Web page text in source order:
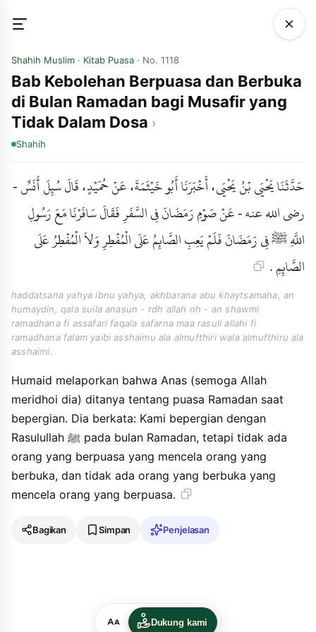
Shahih Muslim · Kitab Puasa · No. 1118
Bab Kebolehan Berpuasa dan Berbuka
di Bulan Ramadan bagi Musafir yang
Tidak Dalam Dosa
Shahih
حَدَّثَنَا يَحْيَى بْنُ يَحْيَى، أَخْبَرَنَا أَبُو خَيْثَمَةَ، عَنْ حُمَيْدٍ، قَالَ سُئِلَ أَنَسٌ -
رضى الله عنه - عَنْ صَوْمِ رَمَضَانَ فِي السَّفَرِ فَقَالَ سَافَرْنَا مَعَ رَسُولِ
اللَّهِ ﷺ فِي رَمَضَانَ فَلَمْ يَعِبِ الصَّائِمُ عَلَى الْمُفْطِرِ وَلاَ الْمُفْطِرُ عَلَى
الصَّائِمِ .
haddatsana yahya ibnu yahya, akhbarana abu khaytsamaha, an
humaydin, qala suila anasun - rdh allah nh - an shawmi
ramadhana fi assafari faqala safarna maa rasuli allahi fi
ramadhana falam yaibi asshaimu ala almufthiri wala almufthiru ala
asshaimi.
Humaid melaporkan bahwa Anas (semoga Allah
meridhoi dia) ditanya tentang puasa Ramadan saat
bepergian. Dia berkata: Kami bepergian dengan
Rasulullah ﷺ pada bulan Ramadan, tetapi tidak ada
orang yang berpuasa yang mencela orang yang
berbuka, dan tidak ada orang yang berbuka yang
mencela orang yang berpuasa.
Bagikan Simpan Penjelasan
Dukung kami